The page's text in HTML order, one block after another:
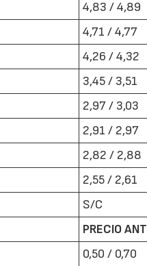
4,83 / 4,89
4,71 / 4,77
4,26 / 4,32
3,45 / 3,51
2,97 / 3,03
2,91 / 2,97
2,82 / 2,88
2,55 / 2,61
S/C
PRECIO
0,50 / 0,70
22/07/2026